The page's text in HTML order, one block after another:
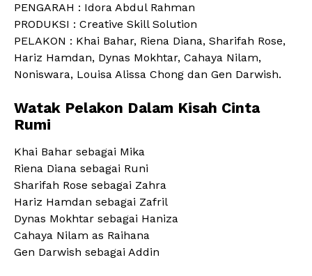
PENGARAH : Idora Abdul Rahman
PRODUKSI : Creative Skill Solution
PELAKON : Khai Bahar, Riena Diana, Sharifah Rose,
Hariz Hamdan, Dynas Mokhtar, Cahaya Nilam,
Noniswara, Louisa Alissa Chong dan Gen Darwish.
Watak Pelakon Dalam Kisah Cinta
Rumi
Khai Bahar sebagai Mika
Riena Diana sebagai Runi
Sharifah Rose sebagai Zahra
Hariz Hamdan sebagai Zafril
Dynas Mokhtar sebagai Haniza
Cahaya Nilam as Raihana
Gen Darwish sebagai Addin